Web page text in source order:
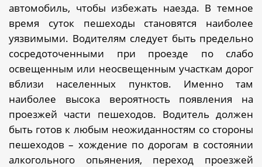
автомобиль, чтобы избежать наезда. В темное
время суток пешеходы становятся наиболее
уязвимыми. Водителям следует быть предельно
сосредоточенными при проезде по слабо
освещенным или неосвещенным участкам дорог
вблизи населенных пунктов. Именно там
наиболее высока вероятность появления на
проезжей части пешеходов. Водитель должен
быть готов к любым неожиданностям со стороны
пешеходов – хождение по дорогам в состоянии
алкогольного опьянения, переход проезжей